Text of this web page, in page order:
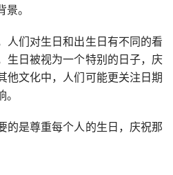
。
人们对生日和出生日有不同的看
生日被视为一个特别的日子，庆
他文化中，人们可能更关注日期
的是尊重每个人的生日，庆祝那